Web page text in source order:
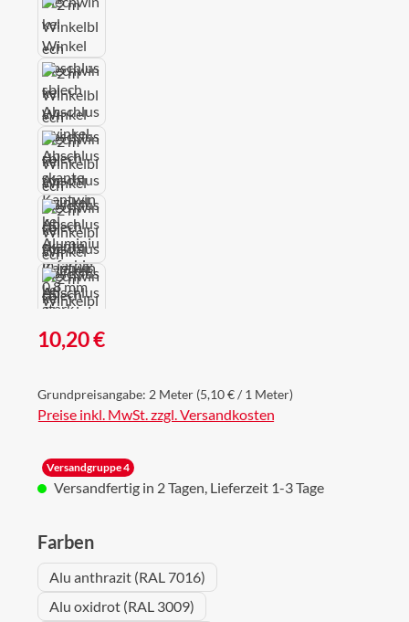
Regulärer Preis:
10,20 €
Grundpreisangabe: 2 Meter (5,10 € / 1 Meter)
Preise inkl. MwSt. zzgl. Versandkosten
Versandgruppe 4
Versandfertig in 2 Tagen, Lieferzeit 1-3 Tage
Farbenauswählen
Alu anthrazit (RAL 7016)
Alu oxidrot (RAL 3009)